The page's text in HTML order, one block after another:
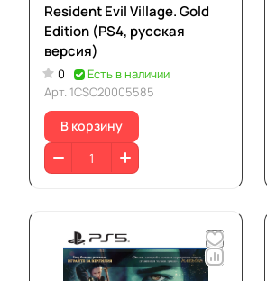
Resident Evil Village. Gold
Edition (PS4, русская
версия)
0
Есть в наличии
Арт. 1CSC20005585
В корзину